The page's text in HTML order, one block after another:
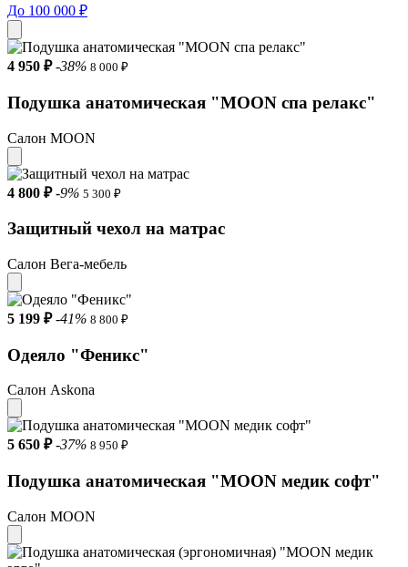
До 100 000 ₽
4 950 ₽ -38% 8 000 ₽
Подушка анатомическая "MOON спа релакс"
Салон MOON
4 800 ₽ -9% 5 300 ₽
Защитный чехол на матрас
Салон Вега-мебель
5 199 ₽ -41% 8 800 ₽
Одеяло "Феникс"
Салон Askona
5 650 ₽ -37% 8 950 ₽
Подушка анатомическая "MOON медик софт"
Салон MOON